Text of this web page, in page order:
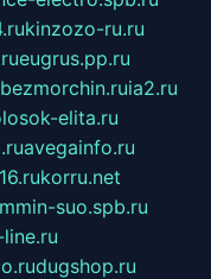
kinzozo-ru.ru
eugrus.pp.ru
bezmorchin.ruia2.ru
elita.ru
avegainfo.ru
korru.net
suo.spb.ru
dugshop.ru